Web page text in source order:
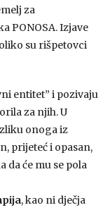
za
PONOSA. Izjave
su rišpetovci
entitet” i pozivaju
za njih. U
onoga iz
prijeteć i opasan,
da će mu se pola
, kao ni dječja